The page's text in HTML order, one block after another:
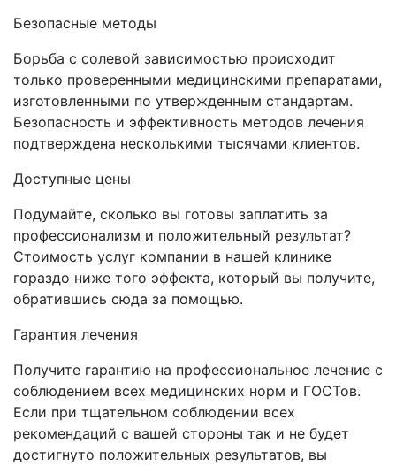
Безопасные методы
Борьба с солевой зависимостью происходит
только проверенными медицинскими препаратами,
изготовленными по утвержденным стандартам.
Безопасность и эффективность методов лечения
подтверждена несколькими тысячами клиентов.
Доступные цены
Подумайте, сколько вы готовы заплатить за
профессионализм и положительный результат?
Стоимость услуг компании в нашей клинике
гораздо ниже того эффекта, который вы получите,
обратившись сюда за помощью.
Гарантия лечения
Получите гарантию на профессиональное лечение с
соблюдением всех медицинских норм и ГОСТов.
Если при тщательном соблюдении всех
рекомендаций с вашей стороны так и не будет
достигнуто положительных результатов, вы